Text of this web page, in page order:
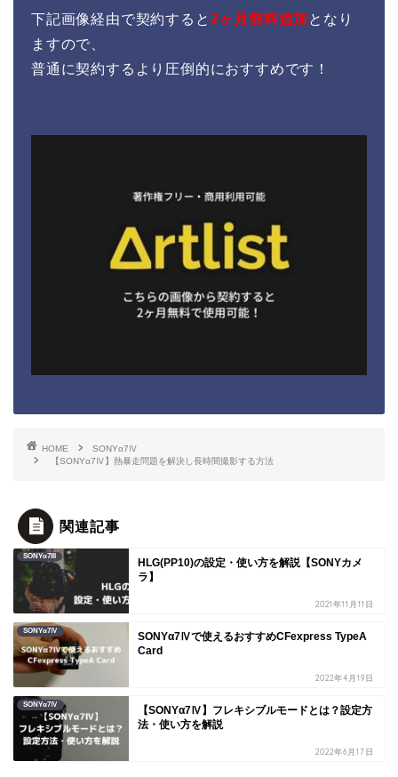
下記画像経由で契約すると 2ヶ月無料追加 となり
ますので、
普通に契約するより圧倒的におすすめです！
HOME
SONYα7Ⅳ
【SONYα7Ⅳ】熱暴走問題を解決し長時間撮影する方法
関連記事
SONYα7III
HLG(PP10)の設定・使い方を解説【SONYカメ
ラ】
2021年11月11日
SONYα7Ⅳ
SONYα7Ⅳで使えるおすすめCFexpress TypeA
Card
2022年4月19日
SONYα7Ⅳ
【SONYα7Ⅳ】フレキシブルモードとは？設定方
法・使い方を解説
2022年6月17日